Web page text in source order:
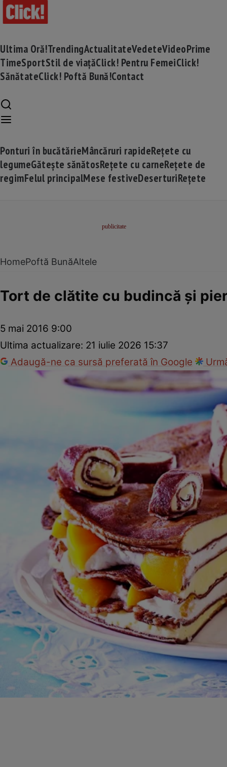
Ultima Oră!TrendingActualitateVedeteVideoPrime
TimeSportStil de viațăClick! Pentru FemeiClick!
SănătateClick! Poftă Bună!Contact
Ponturi în bucătărieMâncăruri rapideRețete cu
legumeGătește sănătosRețete cu carneRețete de
regimFelul principalMese festiveDeserturiRețete
HomePoftă BunăAltele
Tort de clătite cu budincă şi
5 mai 2016 9:00
Ultima actualizare: 21 iulie 2026 15:37
Adaugă-ne ca sursă preferată în Google